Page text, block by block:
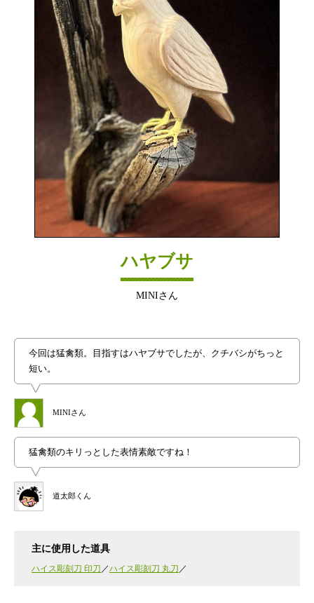
ハヤブサ
MINIさん
MINIさん
今回は猛禽類。目指すはハヤブサでしたが、クチバシがちっと
短い。
道太郎くん
猛禽類のキリっとした表情素敵ですね！
主に使用した道具
ハイス彫刻刀 印刀 ハイス彫刻刀 丸刀